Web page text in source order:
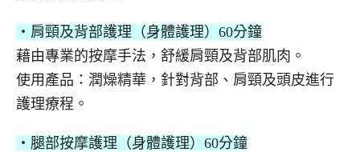
・肩頸及背部護理（身體護理）60分鐘
藉由專業的按摩手法，舒緩肩頸及背部肌肉。
使用產品：潤燥精華，針對背部、肩頸及頭皮進行
護理療程。
・腿部按摩護理（身體護理）60分鐘